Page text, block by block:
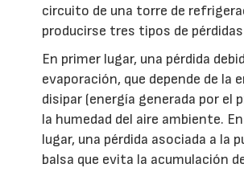
circuito de una torre de
producirse tres tipos de pérdidas
En primer lugar, una pérdida
evaporación, que depende de la
disipar (energía generada por el
la humedad del aire ambiente.
lugar, una pérdida asociada a la
balsa que evita la acumulación